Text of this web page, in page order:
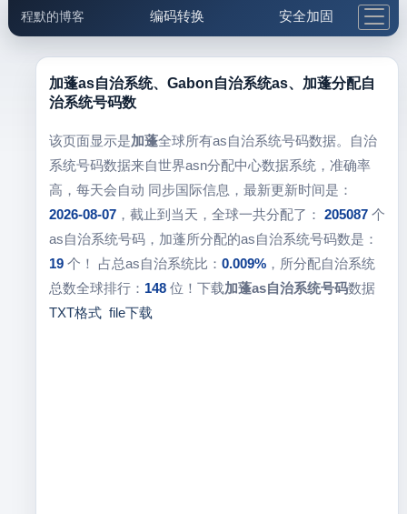
程默的博客 编码转换 安全加固
邮件工具 生活便民 更多工具
加蓬as自治系统、Gabon自治系统as、加蓬分配自
治系统号码数
该页面显示是加蓬全球所有as自治系统号码数据。自治
系统号码数据来自世界asn分配中心数据系统，准确率
高，每天会自动 同步国际信息，最新更新时间是：
2026-08-07，截止到当天，全球一共分配了： 205087个
as自治系统号码，加蓬所分配的as自治系统号码数是：
19个！ 占总as自治系统比： 0.009%，所分配自治系统
总数全球排行： 148位！下载加蓬as自治系统号码数据
TXT格式 file下载